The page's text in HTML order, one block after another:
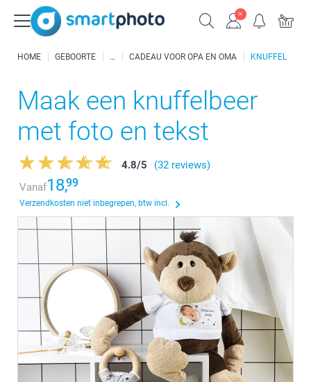
HOME GEBOORTE CADEAU VOOR OPA EN OMA KNUFFEL
Maak een knuffelbeer
met foto en tekst
4.8/5
(32 reviews)
Vanaf18,99
Verzendkosten niet inbegrepen, btw incl.